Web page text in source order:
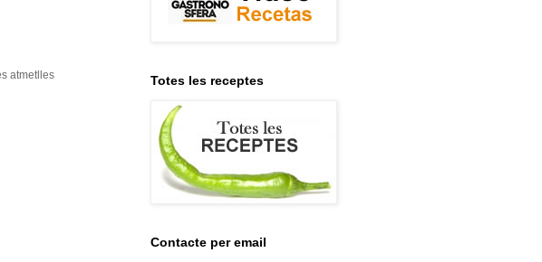
atmetlles
Totes les receptes
Contacte per email